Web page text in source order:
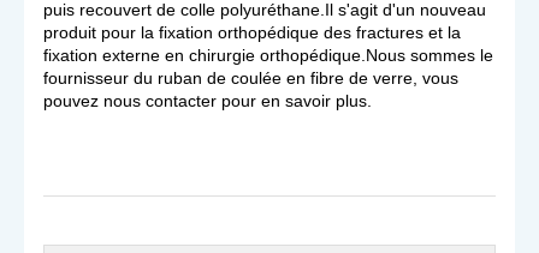
puis recouvert de colle polyuréthane.Il s'agit d'un nouveau
produit pour la fixation orthopédique des fractures et la
fixation externe en chirurgie orthopédique.Nous sommes le
fournisseur du ruban de coulée en fibre de verre, vous
pouvez nous contacter pour en savoir plus.